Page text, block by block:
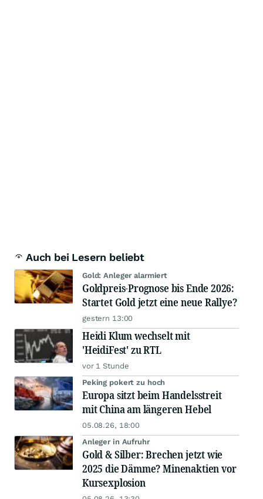
Auch bei Lesern beliebt
Gold: Anleger alarmiert
Goldpreis-Prognose bis Ende 2026:
Startet Gold jetzt eine neue Rallye?
gestern 13:00
Heidi Klum wechselt mit
'HeidiFest' zu RTL
vor 1 Stunde
Peking pokert zu hoch
Europa sitzt beim Handelsstreit
mit China am längeren Hebel
05.08.26, 18:00
Anleger in Aufruhr
Gold & Silber: Brechen jetzt wie
2025 die Dämme? Minenaktien vor
Kursexplosion